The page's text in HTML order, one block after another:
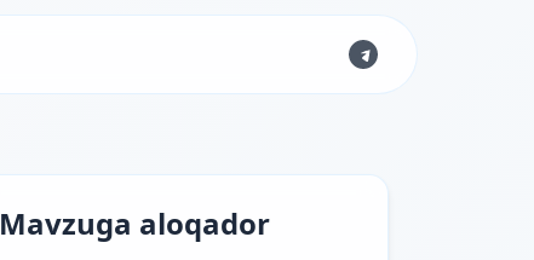
Mavzuga aloqador